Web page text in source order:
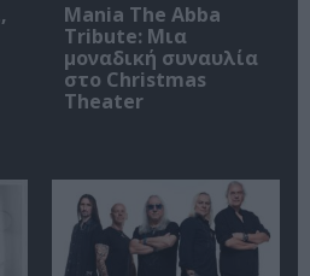
Mania The Abba
Tribute: Μια
μοναδική συναυλία
στο Christmas
Theater